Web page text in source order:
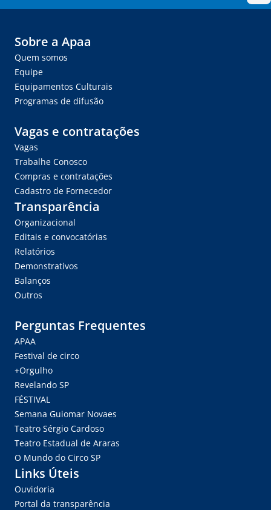
Sobre a Apaa
Quem somos
Equipe
Equipamentos Culturais
Programas de difusão
Vagas e contratações
Vagas
Trabalhe Conosco
Compras e contratações
Cadastro de Fornecedor
Transparência
Organizacional
Editais e convocatórias
Relatórios
Demonstrativos
Balanços
Outros
Perguntas Frequentes
APAA
Festival de circo
+Orgulho
Revelando SP
FÉSTIVAL
Semana Guiomar Novaes
Teatro Sérgio Cardoso
Teatro Estadual de Araras
O Mundo do Circo SP
Links Úteis
Ouvidoria
Portal da transparência